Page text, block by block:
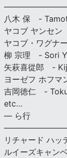
八木 保 -
ヤコブ ヤンセ
ヤコブ・ワグ
柳 宗理 - Sori
矢萩喜從郎 -
ヨーゼフ ホフ
吉岡徳仁 -
etc…
— ら行
リチャード ハ
ルイーズキャ